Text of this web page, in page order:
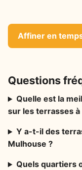
Affiner en
Questions
Quelle est la
sur les terrasses à
Y a-t-il des
Mulhouse ?
Quels quartiers